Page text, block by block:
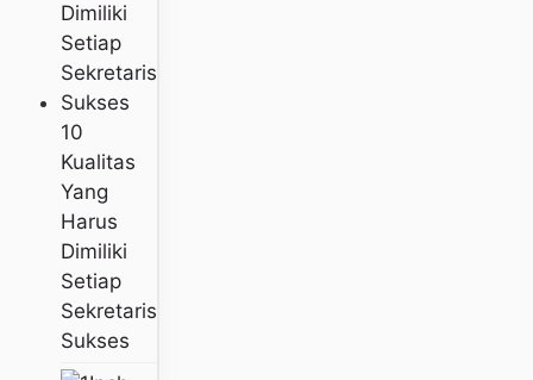
10
Kualitas
Yang
Harus
Dimiliki
Setiap
Sekretaris
Sukses